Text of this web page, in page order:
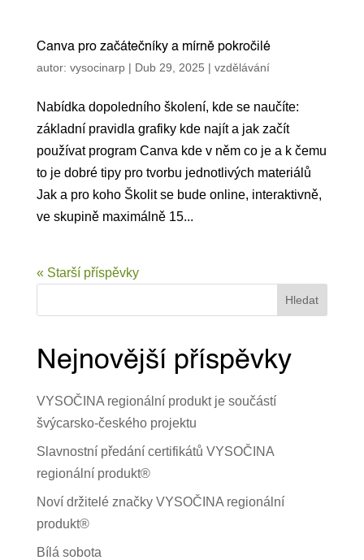
Canva pro začátečníky a mírně pokročilé
autor: vysocinarp| Dub 29, 2025 | vzdělávání
Nabídka dopoledního školení, kde se naučíte:
základní pravidla grafiky kde najít a jak začít
používat program Canva kde v něm co je a k čemu
to je dobré tipy pro tvorbu jednotlivých materiálů
Jak a pro koho Školit se bude online, interaktivně,
ve skupině maximálně 15...
« Starší příspěvky
Hledat
Nejnovější příspěvky
VYSOČINA regionální produkt je součástí
švýcarsko-českého projektu
Slavnostní předání certifikátů VYSOČINA
regionální produkt®
Noví držitelé značky VYSOČINA regionální
produkt®
Bílá sobota